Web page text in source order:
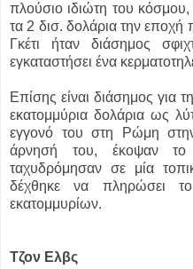
πλούσιο ιδιώτη του
τα 2 δισ. δολάρια την
Γκέτι ήταν διάσημος
εγκαταστήσει ένα
Επίσης είναι διάσημος για
εκατομμύρια δολάρια ως
εγγονό του στη Ρώμη
άρνησή του, έκοψαν
ταχυδρόμησαν σε μία
δέχθηκε να πληρώσει
εκατομμυρίων.
Τζον Ελβς